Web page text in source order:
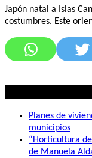
Japón natal a Islas
costumbres. Este
Planes de
municipios
“Horticultura
de Manuela